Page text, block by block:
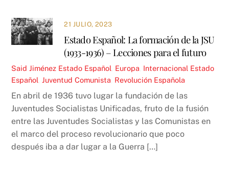
21 JULIO, 2023
Estado Español: La formación de la JSU
(1933-1936) – Lecciones para el futuro
Said Jiménez Estado Español Europa Internacional Estado
Español ,Juventud Comunista Revolución Española
En abril de 1936 tuvo lugar la fundación de las
Juventudes Socialistas Unificadas, fruto de la fusión
entre las Juventudes Socialistas y las Comunistas en
el marco del proceso revolucionario que poco
después iba a dar lugar a la Guerra […]